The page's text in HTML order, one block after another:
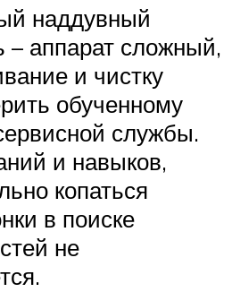
наддувный
– аппарат сложный,
и чистку
обученному
службы.
и навыков,
копаться
в поиске
не